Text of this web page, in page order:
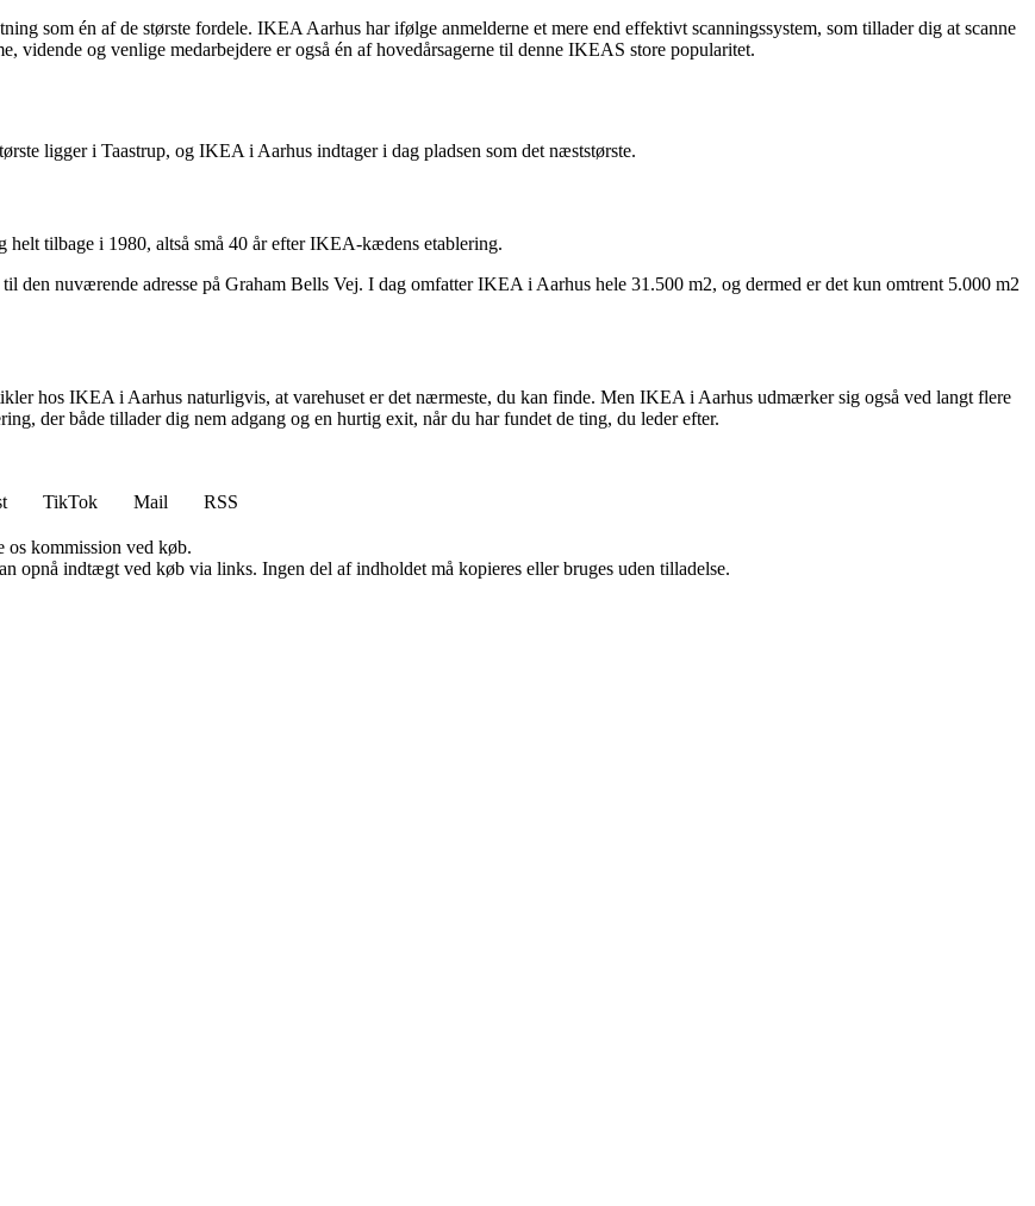
som én af de største fordele. IKEA Aarhus har ifølge anmelderne et mere end effektivt scanningssystem, som tillader dig at scanne
vidende og venlige medarbejdere er også én af hovedårsagerne til denne IKEAS store popularitet.
ligger i Taastrup, og IKEA i Aarhus indtager i dag pladsen som det næststørste.
tilbage i 1980, altså små 40 år efter IKEA-kædens etablering.
den nuværende adresse på Graham Bells Vej. I dag omfatter IKEA i Aarhus hele 31.500 m2, og dermed er det kun omtrent 5.000 m2
hos IKEA i Aarhus naturligvis, at varehuset er det nærmeste, du kan finde. Men IKEA i Aarhus udmærker sig også ved langt flere
der både tillader dig nem adgang og en hurtig exit, når du har fundet de ting, du leder efter.
TikTok Mail
RSS
os kommission ved køb.
opnå indtægt ved køb via links. Ingen del af indholdet må kopieres eller bruges uden tilladelse.